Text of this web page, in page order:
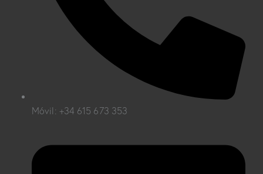
Móvil: +34 615 673 353